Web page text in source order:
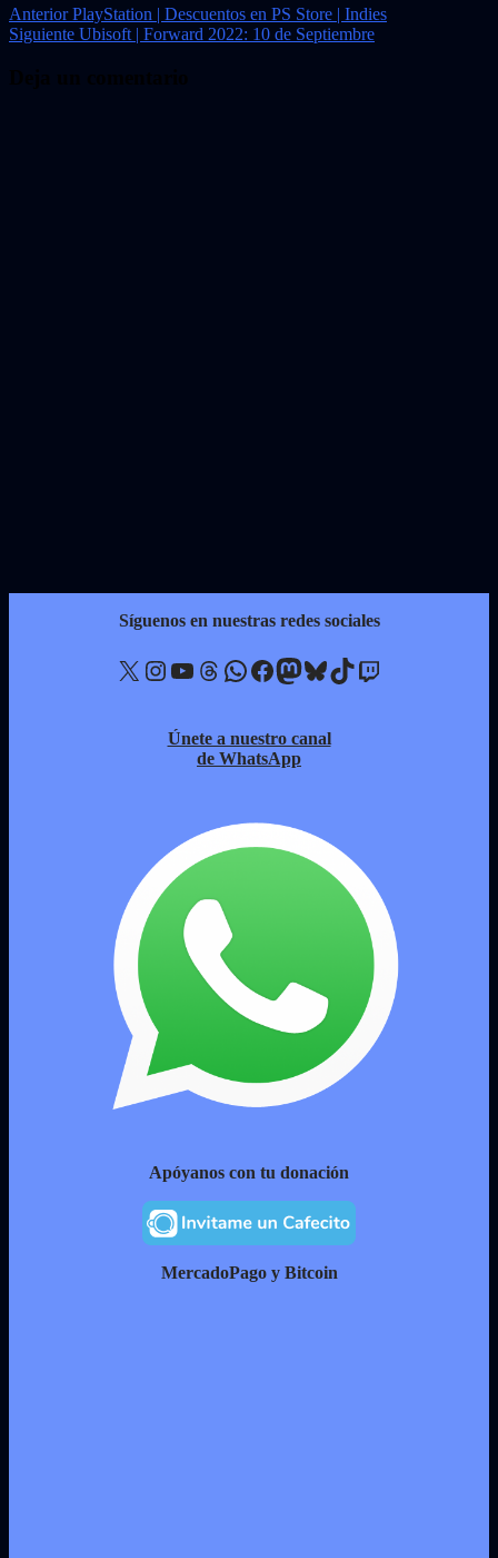
Navegación
de
AnteriorPlayStation | Descuentos en PS Store | Indies
Siguiente Ubisoft | Forward 2022: 10 de Septiembre
Síguenos en nuestras redes sociales
X Instagram YouTube Threads WhatsApp Facebook Mastodon Bluesky TikTok Twitch
Únete a nuestro canal
de WhatsApp
Apóyanos con tu donación
MercadoPago y Bitcoin